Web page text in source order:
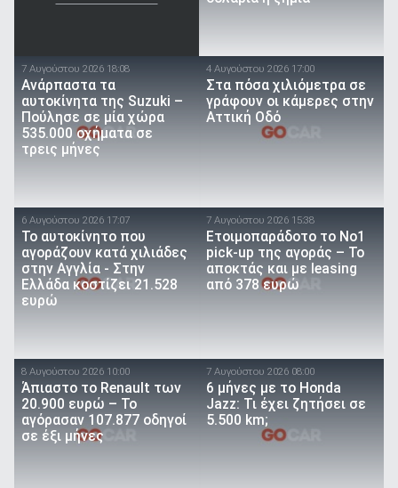
7 Αυγούστου 2026 18:08
Ανάρπαστα τα
αυτοκίνητα της Suzuki –
Πούλησε σε μία χώρα
535.000 οχήματα σε
τρεις μήνες
4 Αυγούστου 2026 17:00
Στα πόσα χιλιόμετρα σε
γράφουν οι κάμερες στην
Αττική Οδό
6 Αυγούστου 2026 17:07
To αυτοκίνητο που
αγοράζουν κατά χιλιάδες
στην Αγγλία - Στην
Ελλάδα κοστίζει 21.528
ευρώ
7 Αυγούστου 2026 15:38
Ετοιμοπαράδοτο το Νο1
pick-up της αγοράς – Το
αποκτάς και με leasing
από 378 ευρώ
8 Αυγούστου 2026 10:00
Άπιαστο το Renault των
20.900 ευρώ – Το
αγόρασαν 107.877 οδηγοί
σε έξι μήνες
7 Αυγούστου 2026 08:00
6 μήνες με το Honda
Jazz: Τι έχει ζητήσει σε
5.500 km;